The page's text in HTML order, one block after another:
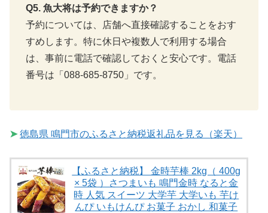
Q5. 魚大将は予約できますか？
予約については、店舗へ直接確認することをおす
すめします。特に休日や複数人で利用する場合
は、事前に電話で確認しておくと安心です。電話
番号は「088-685-8750」です。
➤ 徳島県 鳴門市のふるさと納税返礼品を見る（楽天）
【ふるさと納税】 金時芋棒 2kg（ 400g
× 5袋 ）さつまいも 鳴門金時 なると金
時 人気 スイーツ 大学芋 大学いも 芋け
んぴ いもけんぴ お菓子 おかし 和菓子